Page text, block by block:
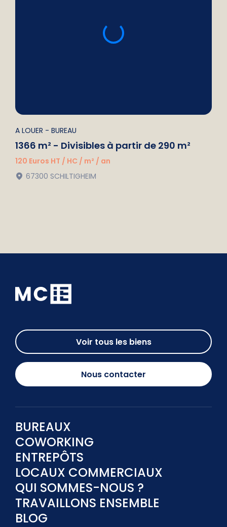
A LOUER - BUREAU
1366 m² - Divisibles à partir de 290 m²
120 Euros HT / HC / m² / an
67300 SCHILTIGHEIM
Voir tous les biens
Nous contacter
BUREAUX
COWORKING
ENTREPÔTS
LOCAUX COMMERCIAUX
QUI SOMMES-NOUS ?
TRAVAILLONS ENSEMBLE
BLOG